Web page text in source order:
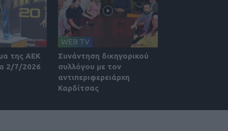
της ΑΕΚ
2/7/2026
WEB TV
Συνάντηση δικηγορικού
συλλόγου με τον
αντιπεριφερειάρχη
Καρδίτσας